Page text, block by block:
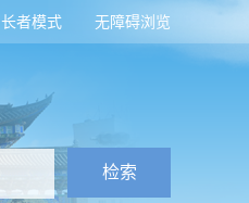
无障碍浏览
长者模式